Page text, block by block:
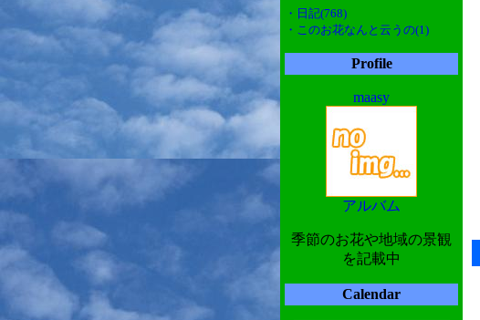
・日記(768)
・このお花なんと云うの(1)
Profile
maasy
アルバム
季節のお花や地域の景観
を記載中
Calendar